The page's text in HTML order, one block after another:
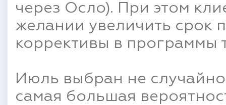
через Осло). При этом
желании увеличить срок
коррективы в программы
Июль выбран не
самая большая